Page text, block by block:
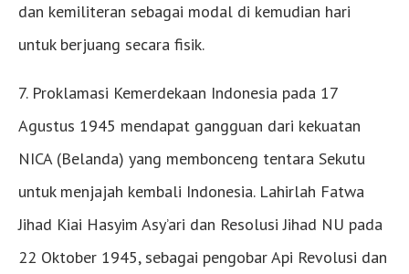
dan kemiliteran sebagai modal di kemudian hari
untuk berjuang secara fisik.
7. Proklamasi Kemerdekaan Indonesia pada 17
Agustus 1945 mendapat gangguan dari kekuatan
NICA (Belanda) yang membonceng tentara Sekutu
untuk menjajah kembali Indonesia. Lahirlah Fatwa
Jihad Kiai Hasyim Asy’ari dan Resolusi Jihad NU pada
22 Oktober 1945, sebagai pengobar Api Revolusi dan